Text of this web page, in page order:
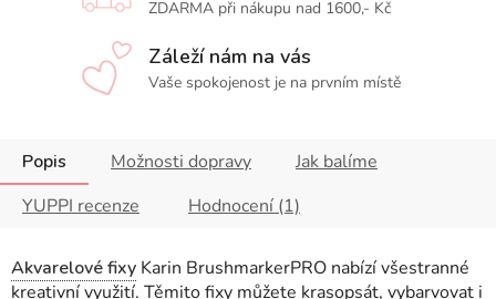
ZDARMA při nákupu nad 1600,- Kč
Záleží nám na vás
Vaše spokojenost je na prvním místě
Popis Možnosti dopravy
Jak balíme
YUPPI recenze
Hodnocení (1)
Akvarelové fixy Karin BrushmarkerPRO nabízí všestranné
kreativní využití. Těmito fixy můžete krasopsát, vybarvovat i